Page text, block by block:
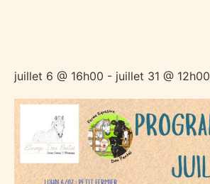
juillet 6 @ 16h00 - juillet 31 @ 12h00